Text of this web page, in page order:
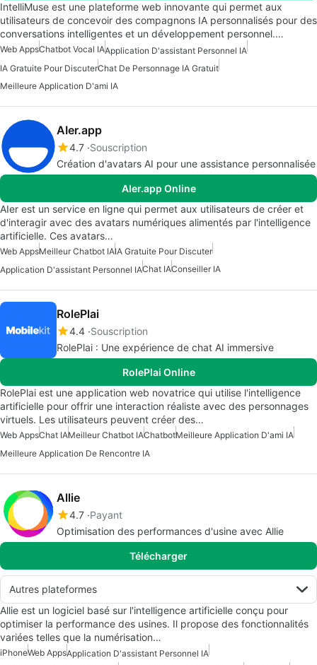
IntelliMuse est une plateforme web innovante qui permet aux
utilisateurs de concevoir des compagnons IA personnalisés pour des
conversations intelligentes et un développement personnel.…
Web AppsChatbot Vocal IAApplication D'assistant Personnel IA
IA Gratuite Pour DiscuterChat De Personnage IA Gratuit
Meilleure Application D'ami IA
AIer.app
4.7 Souscription
Création d'avatars AI pour une assistance personnalisée
AIer.app Online
AIer est un service en ligne qui permet aux utilisateurs de créer et
d'interagir avec des avatars numériques alimentés par l'intelligence
artificielle. Ces avatars…
Web AppsMeilleur Chatbot IAIA Gratuite Pour Discuter
Application D'assistant Personnel IAChat IAConseiller IA
RolePlai
4.4 Souscription
RolePlai : Une expérience de chat AI immersive
RolePlai Online
RolePlai est une application web novatrice qui utilise l'intelligence
artificielle pour offrir une interaction réaliste avec des personnages
virtuels. Les utilisateurs peuvent créer des…
Web AppsChat IAMeilleur Chatbot IAChatbotMeilleure Application D'ami IA
Meilleure Application De Rencontre IA
Allie
4.7 Payant
Optimisation des performances d'usine avec Allie
Télécharger
Autres plateformes
Allie est un logiciel basé sur l'intelligence artificielle conçu pour
optimiser la performance des usines. Il propose des fonctionnalités
variées telles que la numérisation…
iPhoneWeb AppsApplication D'assistant Personnel IA